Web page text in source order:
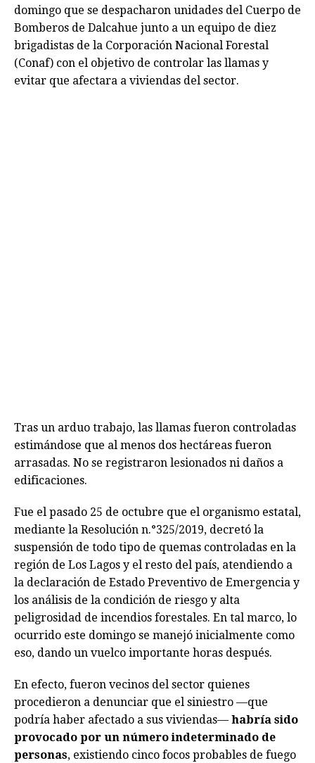
domingo que se despacharon unidades del Cuerpo de
Bomberos de Dalcahue junto a un equipo de diez
brigadistas de la Corporación Nacional Forestal
(Conaf) con el objetivo de controlar las llamas y
evitar que afectara a viviendas del sector.
Tras un arduo trabajo, las llamas fueron controladas
estimándose que al menos dos hectáreas fueron
arrasadas. No se registraron lesionados ni daños a
edificaciones.
Fue el pasado 25 de octubre que el organismo estatal,
mediante la Resolución n.°325/2019, decretó la
suspensión de todo tipo de quemas controladas en la
región de Los Lagos y el resto del país, atendiendo a
la declaración de Estado Preventivo de Emergencia y
los análisis de la condición de riesgo y alta
peligrosidad de incendios forestales. En tal marco, lo
ocurrido este domingo se manejó inicialmente como
eso, dando un vuelco importante horas después.
En efecto, fueron vecinos del sector quienes
procedieron a denunciar que el siniestro —que
podría haber afectado a sus viviendas— habría sido
provocado por un número indeterminado de
personas, existiendo cinco focos probables de fuego